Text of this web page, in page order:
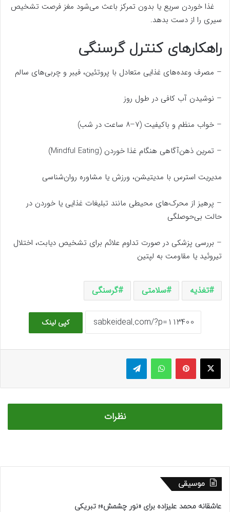
غذا خوردن سریع یا بدون تمرکز باعث می‌شود مغز فرصت تشخیص
سیری را از دست بدهد.
راهکارهای کنترل گرسنگی
– مصرف وعده‌های غذایی متعادل با پروتئین، فیبر و چربی‌های سالم
– نوشیدن آب کافی در طول روز
– خواب منظم و باکیفیت (۷–۸ ساعت در شب)
– تمرین ذهن‌آگاهی هنگام غذا خوردن (Mindful Eating)
مدیریت استرس با مدیتیشن، ورزش یا مشاوره روان‌شناسی
– پرهیز از محرک‌های محیطی مانند تبلیغات غذایی یا خوردن در
حالت بی‌حوصلگی
– بررسی پزشکی در صورت تداوم علائم برای تشخیص دیابت، اختلال
تیروئید یا مقاومت به لپتین
تغذیه سلامتی گرسنگی
کپی لینک
ایکس پینتریستواتس آپ تلگرام
نظرات
موسیقی
عاشقانه محمد علیزاده برای «نور چشمش»؛ تبریکی